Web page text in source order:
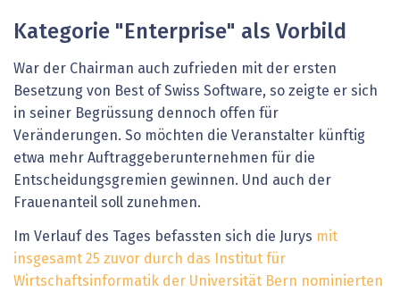
Kategorie "Enterprise" als Vorbild
War der Chairman auch zufrieden mit der ersten
Besetzung von Best of Swiss Software, so zeigte er sich
in seiner Begrüssung dennoch offen für
Veränderungen. So möchten die Veranstalter künftig
etwa mehr Auftraggeberunternehmen für die
Entscheidungsgremien gewinnen. Und auch der
Frauenanteil soll zunehmen.
Im Verlauf des Tages befassten sich die Jurys mit
insgesamt 25 zuvor durch das Institut für
Wirtschaftsinformatik der Universität Bern nominierten